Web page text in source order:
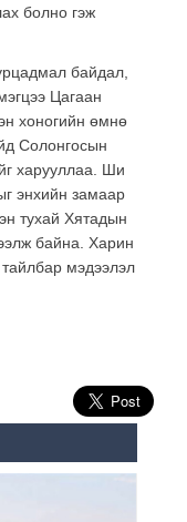
болно гэж
байдал,
Цагаан
хоногийн өмнө
Солонгосын
харууллаа. Ши
энхийн замаар
тухай Хятадын
байна. Харин
мэдээлэл